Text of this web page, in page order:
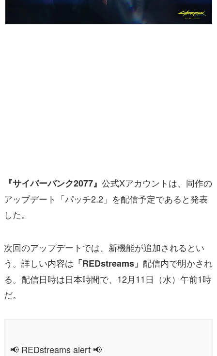
なんでゲームは面白い？
ゲーム開発者・hamatsu氏がゲームの魅力を画面や操作の
具体的な形から解き明かしていく、硬派で骨太な評論連載
その他
電ファミニコゲーマーとは？
『サイバーパンク2077』 公式Xアカウントは、同作の
アップデート「パッチ2.2」を配信予定であると発表
した。
次回のアップデートでは、新機能が追加されるとい
う。詳しい内容は 「REDstreams」 配信内で明かされ
る。配信日時は日本時間で、12月11日（水）午前1時
だ。
📢 REDstreams alert 📢